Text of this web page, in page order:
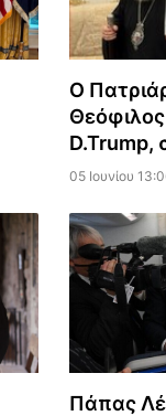
Ο
D.Trump,
05 Ιουνίου
Πάπας